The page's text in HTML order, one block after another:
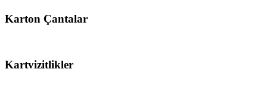
Karton Çantalar
Kartvizitlikler